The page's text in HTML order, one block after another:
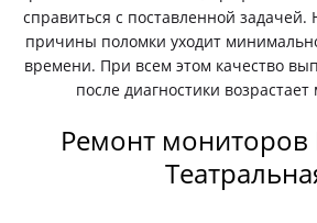
справиться с поставленной
причины поломки уходит
времени. При всем этом качество
после диагностики возрастает
Ремонт мониторов